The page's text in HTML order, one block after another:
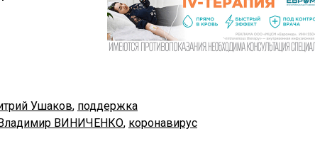
Ушаков, поддержка
Владимир ВИНИЧЕНКО, коронавирус